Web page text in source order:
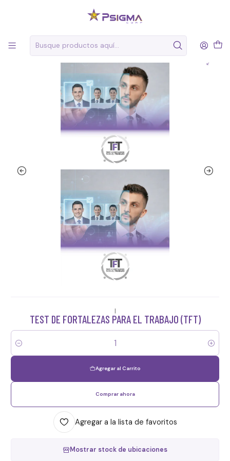
Desarrollo de personas
TEST DE FORTALEZAS PARA EL TRABAJO (TFT)
|
TEST DE FORTALEZAS PARA EL TRABAJO (TFT)
Cantidad
Agregar al Carrito
Comprar ahora
Agregar a la lista de favoritos
Mostrar stock de ubicaciones